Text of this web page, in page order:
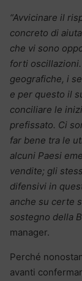
“Avvicinare il
concreto di
che vi sono
forti
geografiche, i
e per questo il
conciliare le
prefissato. Ci
far bene tra le
alcuni Paesi
vendite; gli
difensivi in
anche su certe
sostegno della
manager.
Perché
avanti